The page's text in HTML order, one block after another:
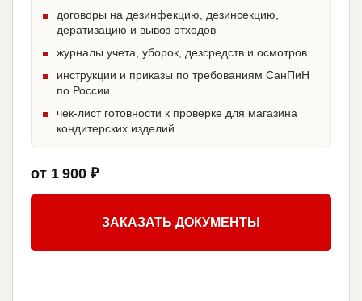
договоры на дезинфекцию, дезинсекцию,
дератизацию и вывоз отходов
журналы учета, уборок, дезсредств и осмотров
инструкции и приказы по требованиям СанПиН
по России
чек-лист готовности к проверке для магазина
кондитерских изделий
от 1 900 ₽
ЗАКАЗАТЬ ДОКУМЕНТЫ